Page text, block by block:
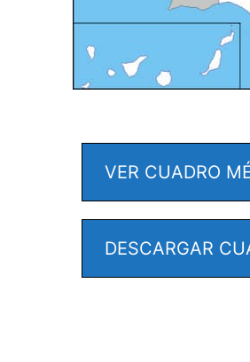
VER CUADRO
DESCARGAR